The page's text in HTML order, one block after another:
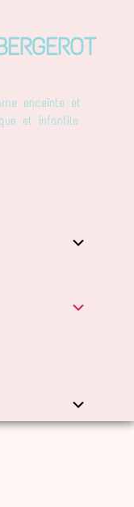
enceinte et
et infantile